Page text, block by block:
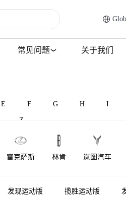
常见问题 关于我们
E F G H I
Z
雷克萨斯 林肯 岚图汽车
菱势汽车 理念 雷达汽车
发现运动版 揽胜运动版